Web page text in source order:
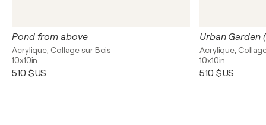
Pond from above
Acrylique, Collage sur Bois
10x10in
510 $US
Urban Garden
Acrylique,
10x10in
510 $US